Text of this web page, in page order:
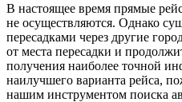
В настоящее время прямые
не осуществляются. Однако
пересадками через другие
от места пересадки и
получения наиболее точной
наилучшего варианта рейса,
нашим инструментом поиска